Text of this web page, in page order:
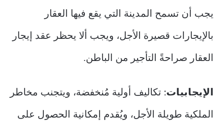
يجب أن تسمح المدينة التي يقع فيها العقار
بالإيجارات قصيرة الأجل، ويجب ألا يحظر عقد إيجار
العقار صراحةً التأجير من الباطن.
الإيجابيات: تكاليف أولية مُنخفضة، ويتجنب مخاطر
الملكية طويلة الأجل، ويُقدم إمكانية الحصول على